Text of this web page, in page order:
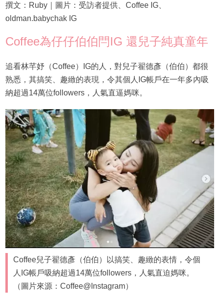
撰文：Ruby｜圖片：受訪者提供、Coffee IG、
oldman.babychak IG
Coffee為仔仔伯伯閂IG 還兒子純真童年
追看林芊妤（Coffee）IG的人，對兒子翟德彥（伯伯）都很
熟悉，其搞笑、趣緻的表現，令其個人IG帳戶在一年多內吸
納超過14萬位followers，人氣直逼媽咪。
Coffee兒子翟德彥（伯伯）以搞笑、趣緻的表情，令個
人IG帳戶吸納超過14萬位followers，人氣直迫媽咪。
（圖片來源：Coffee@Instagram）